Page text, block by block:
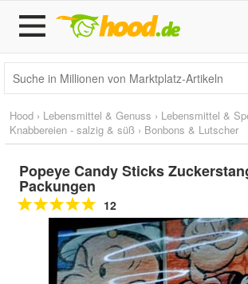
Hood › Lebensmittel & Genuss › Lebensmittel &
Knabbereien - salzig & süß › Bonbons & Lutscher
Popeye Candy Sticks
Packungen
12